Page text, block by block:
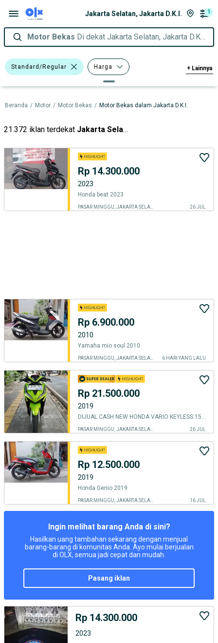
Jakarta Selatan, Jakarta D.K.I. 1
Motor Bekas Di dekat Jakarta Selatan, Jakarta D.K.I.
Standard/Regular Harga
Merek Dan Model Tahun
Tipe Membership
+ Lainnya
Beranda / Motor / Motor Bekas / Motor Bekas dalam Jakarta D.K.I.
21.372 iklan terdekat Jakarta Selatan
Rp 14.300.000
2023
Honda beat 2023
PASAR MINGGU, JAKARTA SELATAN 26 JUL
Rp 6.900.000
2010
Yamaha mio soul 2010
PASAR MINGGU, JAKARTA SELATAN 6 HARI YANG LALU
Rp 21.500.000
2019
DIJUAL CASH NEW HONDA VARIO KEYLESS 150 THN 2019 PJK IDUP LAMPU BILED
PASAR MINGGU, JAKARTA SELATAN 26 JUL
Rp 12.500.000
2019
Honda Genio 2019
PASAR MINGGU, JAKARTA SELATAN 16 JUL
Ingin melihat barang Anda di sini?
Hasilkan uang tambahan sekarang dengan menjual
barang-barang di komunitas Anda. Ayo mulai berjualan
di OLX, semua jadi cepat dan mudah.
pasang iklan
Rp 14.300.000
2023